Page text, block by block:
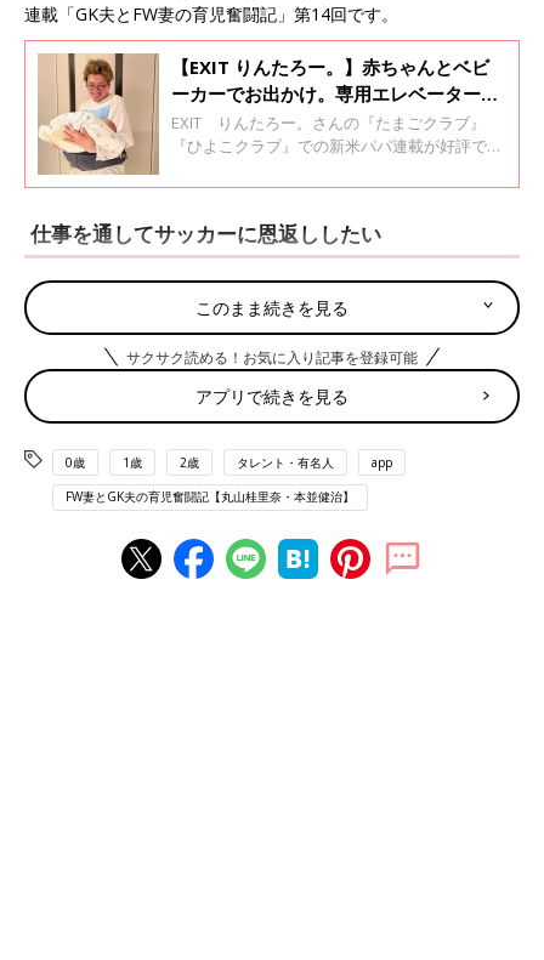
連載「GK夫とFW妻の育児奮闘記」第14回です。
【EXIT りんたろー。】赤ちゃんとベビ
ーカーでお出かけ。専用エレベーターで
の気づきに、Xで「3.2万件いいね」の大
反響
EXIT りんたろー。さんの『たまごクラブ』
『ひよこクラブ』での新米パパ連載が好評で
月の赤ちゃんと、ベビーカーでお出かけしたと
す。「だんだんパパになっていく」連載の５回
目です。
仕事を通してサッカーに恩返ししたい
このまま続きを見る
サクサク読める！お気に入り記事を登録可能
アプリで続きを見る
0歳 1歳 2歳 タレント・有名人 app
FW妻とGK夫の育児奮闘記【丸山桂里奈・本並健治】